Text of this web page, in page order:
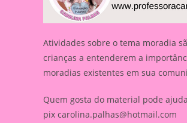
Atividades sobre o tema moradia
crianças a entenderem a
moradias existentes em sua
Quem gosta do material pode
pix carolina.palhas@hotmail.com